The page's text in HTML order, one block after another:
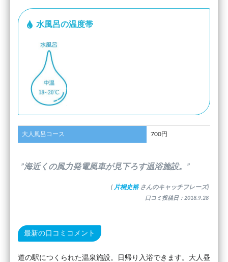
水風呂の温度帯
大人風呂コース 700円
”海近くの風力発電風車が見下ろす温浴施設。”
( 片桐史裕 さんのキャッチフレーズ)
口コミ投稿日：2018.9.28
最新の口コミコメント
道の駅につくられた温泉施設。日帰り入浴できます。大人昼